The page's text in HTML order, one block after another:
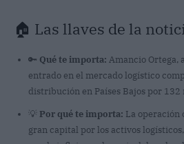
🏠 Las llaves de la
🔑 Qué te importa: Amancio Ortega,
entrado en el mercado logístico
distribución en Países Bajos por 132
💡 Por qué te importa: La operación
gran capital por los activos